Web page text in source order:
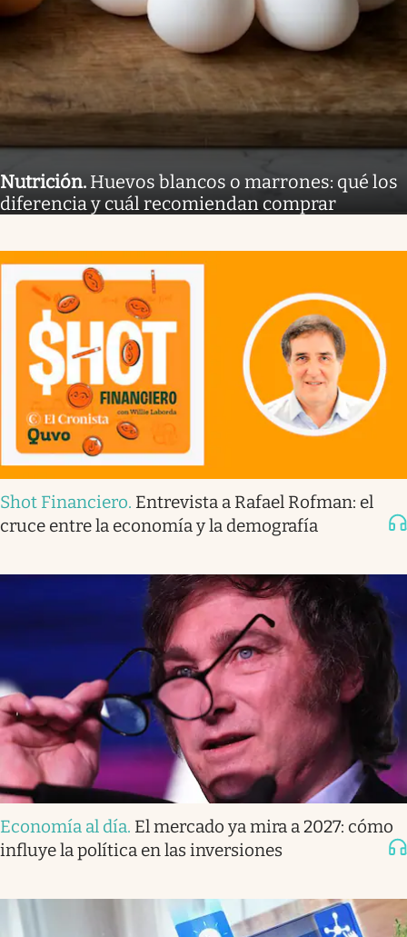
Nutrición. Huevos blancos o marrones: qué los
diferencia y cuál recomiendan comprar
Shot Financiero. Entrevista a Rafael Rofman: el
cruce entre la economía y la demografía
Economía al día. El mercado ya mira a 2027: cómo
influye la política en las inversiones